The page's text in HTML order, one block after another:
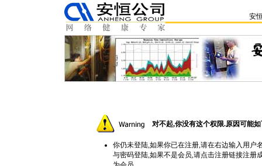
安
对不起,你没有这个权限.原因可能如
你仍未登陆,如果你已在注册,请在右边输入用户
与密码登陆,如果不是会员,请点击注册链接注册